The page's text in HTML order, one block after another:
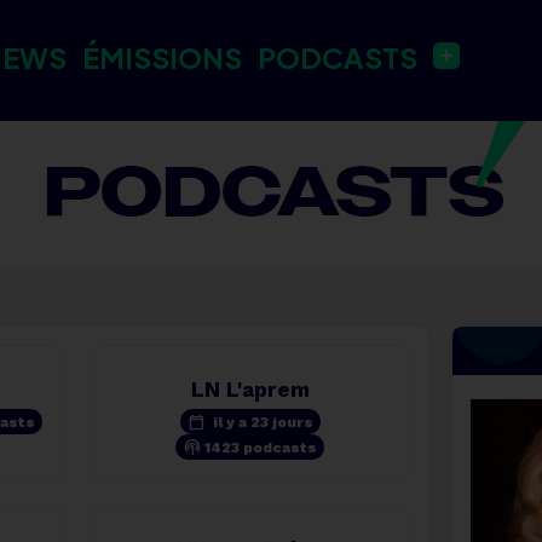
ÉMISSIONS PODCASTS
LN L'aprem
calendar_today il y a 23 jours
podcasts 1423 podcasts